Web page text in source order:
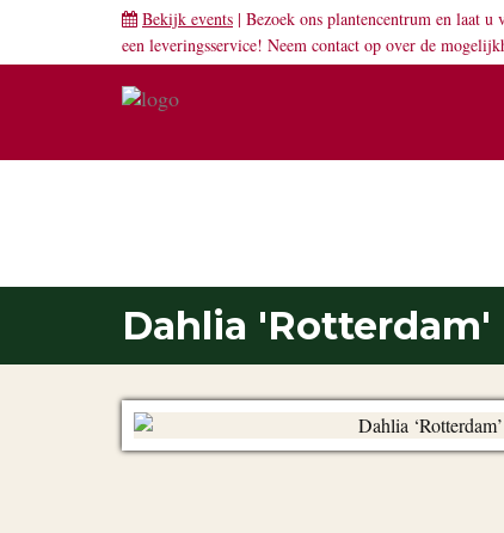
Bekijk events | Bezoek ons plantencentrum en laat
een leveringsservice! Neem contact op over de
Dahlia 'Rotterdam'